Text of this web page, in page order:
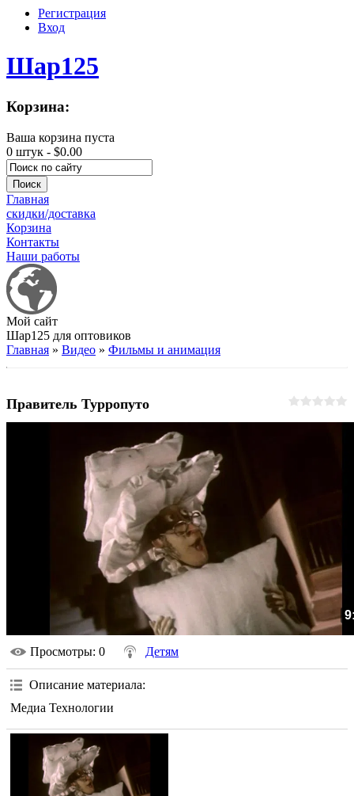
Регистрация
Вход
Шар125
Корзина:
Ваша корзина пуста
0 штук - $0.00
Главная
скидки/доставка
Корзина
Контакты
Наши работы
Мой сайт
Шар125 для оптовиков
Главная » Видео » Фильмы и анимация
Правитель Турропуто
Просмотры: 0 Детям
Описание материала:
Медиа Технологии